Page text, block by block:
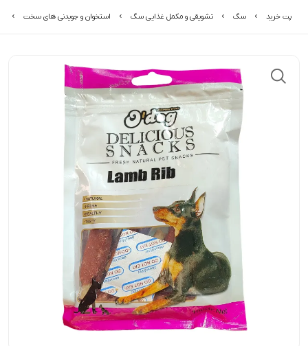
پت خرید سگ تشویقی و مکمل غذایی سگ استخوان و جویدنی های سخت